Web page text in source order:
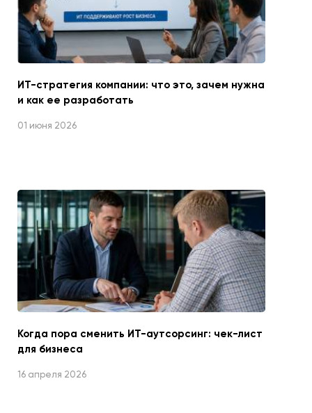
ИТ-стратегия компании: что это, зачем нужна
и как ее разработать
01 июня 2026
Когда пора сменить ИТ-аутсорсинг: чек-лист
для бизнеса
16 апреля 2026